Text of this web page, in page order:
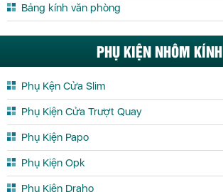
Bảng kính văn phòng
PHỤ KIỆN NHÔM KÍNH
Phụ Kện Cửa Slim
Phụ Kiện Cửa Trượt Quay
Phụ Kiện Papo
Phụ Kiện Opk
Phụ Kiện Draho